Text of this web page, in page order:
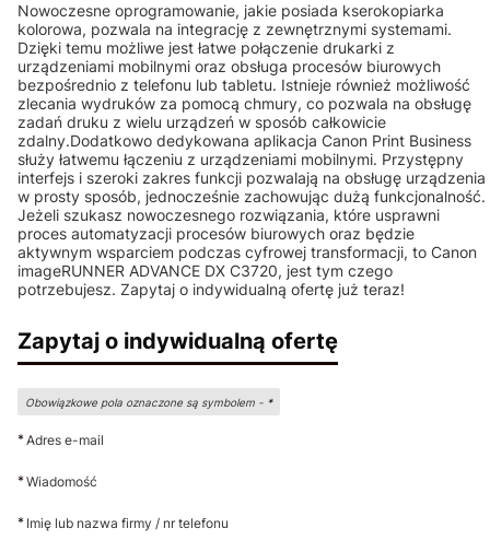
Nowoczesne oprogramowanie, jakie posiada kserokopiarka
kolorowa, pozwala na integrację z zewnętrznymi systemami.
Dzięki temu możliwe jest łatwe połączenie drukarki z
urządzeniami mobilnymi oraz obsługa procesów biurowych
bezpośrednio z telefonu lub tabletu. Istnieje również możliwość
zlecania wydruków za pomocą chmury, co pozwala na obsługę
zadań druku z wielu urządzeń w sposób całkowicie
zdalny.Dodatkowo dedykowana aplikacja Canon Print Business
służy łatwemu łączeniu z urządzeniami mobilnymi. Przystępny
interfejs i szeroki zakres funkcji pozwalają na obsługę urządzenia
w prosty sposób, jednocześnie zachowując dużą funkcjonalność.
Jeżeli szukasz nowoczesnego rozwiązania, które usprawni
proces automatyzacji procesów biurowych oraz będzie
aktywnym wsparciem podczas cyfrowej transformacji, to Canon
imageRUNNER ADVANCE DX C3720, jest tym czego
potrzebujesz. Zapytaj o indywidualną ofertę już teraz!
Zapytaj o indywidualną ofertę
Obowiązkowe pola oznaczone są symbolem - *
*Adres e-mail
*Wiadomość
* Imię lub nazwa firmy / nr telefonu